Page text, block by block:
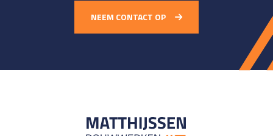
NEEM CONTACT OP